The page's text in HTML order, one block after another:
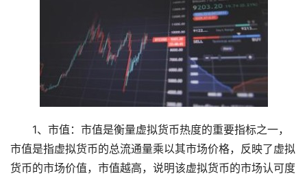
1、市值：市值是衡量虚拟货币热度的重要指标之一，
市值是指虚拟货币的总流通量乘以其市场价格，反映了虚拟
货币的市场价值，市值越高，说明该虚拟货币的市场认可度